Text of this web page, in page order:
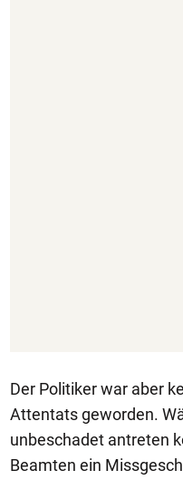
Der Politiker war aber
Attentats geworden.
unbeschadet antreten
Beamten ein